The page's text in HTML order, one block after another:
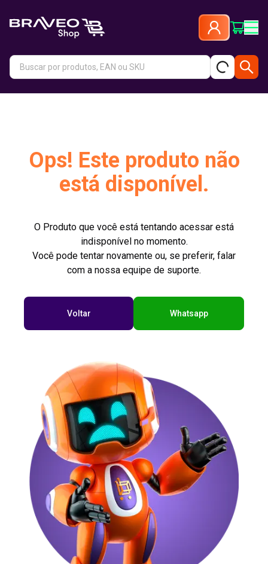
Ops! Este produto não
está disponível.
O Produto que você está tentando acessar está
indisponível no momento.
Você pode tentar novamente ou, se preferir, falar
com a nossa equipe de suporte.
Voltar Whatsapp